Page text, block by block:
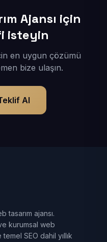
Ajansı için
isteyin
en uygun çözümü
bize ulaşın.
Al
ajansı.
kurumsal web
temel SEO dahil yıllık